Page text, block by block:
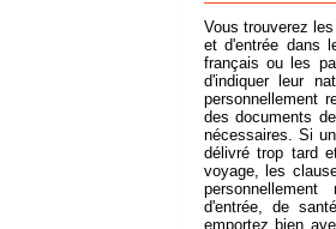
Vous trouverez
et d'entrée dans
français ou les
d'indiquer leur
personnellement
des documents
nécessaires. Si
délivré trop tard
voyage, les
d'entrée, de
emportez bien